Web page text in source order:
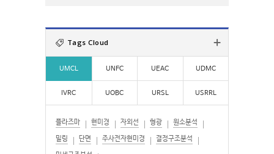
:
Tags Cloud
UMCL UNFC UEAC UDMC
IVRC UOBC URSL USRRL
플라즈마 현미경 자외선 형광 원소분석
밀링 단면 주사전자현미경 결정구조분석